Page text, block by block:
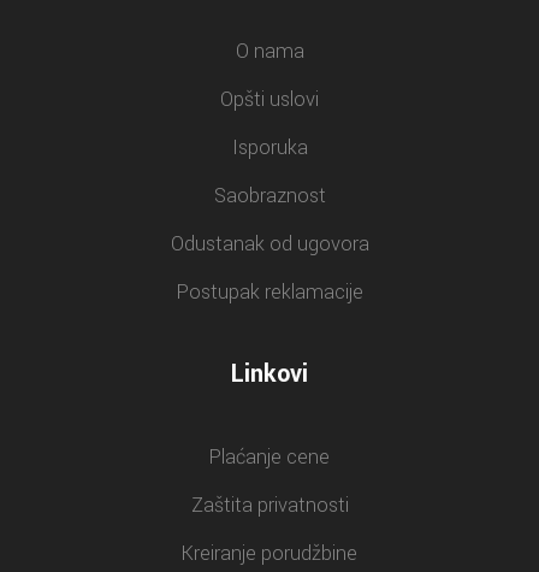
O nama
Opšti uslovi
Isporuka
Saobraznost
Odustanak od ugovora
Postupak reklamacije
Linkovi
Plaćanje cene
Zaštita privatnosti
Kreiranje porudžbine